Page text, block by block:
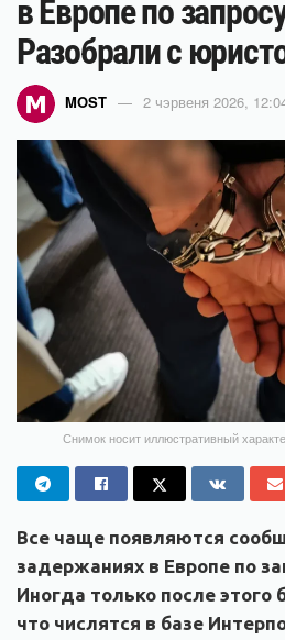
в Европе по
Разобрали с
MOST 2 чэрвеня 2026,
Снимок носит иллюстративный
Все чаще появляются
задержаниях в Европе по
Иногда только после этого
что числятся в базе